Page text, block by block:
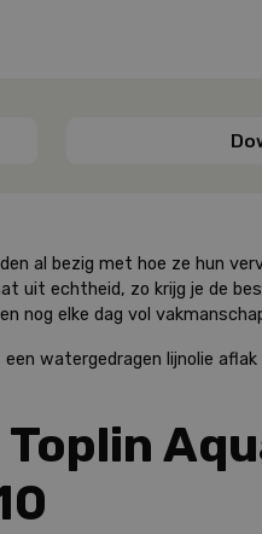
al bezig met hoe ze hun
uit echtheid, zo krijg je de
nog elke dag vol
watergedragen lijnolie